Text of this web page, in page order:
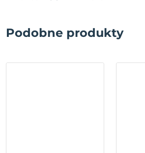
Podobne produkty